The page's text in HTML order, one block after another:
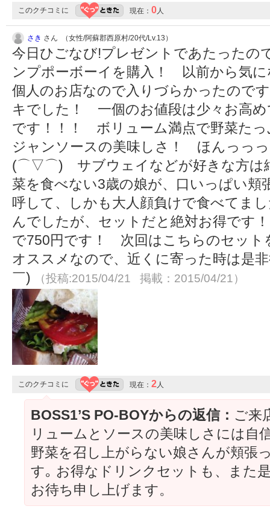
このクチコミに 現在： 0人
さき さん （女性/阿蘇郡西原村/20代/Lv.13）
今日ひごなび!プレゼントであたったの
ンプポーボーイを購入！ 以前から気
個人のお店なので入りづらかったので
キでした！ 一個のお値段は少々お高
です！！！ ボリューム満点で野菜た
ジャンソースの美味しさ！ ほんっっ
(⌒▽⌒) サブウェイなどが好きな方は
菜を食べない3歳の娘が、口いっぱい頬
呼して、しかも大人顔負けで食べてま
んでしたが、セットだと絶対お得です
で750円です！ 次回はこちらのセッ
オススメなので、近くに寄った時は是
￣)
（投稿:2015/04/21 掲載：2015/04/21）
このクチコミに 現在： 2人
BOSS1’S PO-BOYからの返信： ご来
リュームとソースの美味しさには自
野菜を召し上がらない娘さんが頬張
す｡ お得なドリンクセットも、また
お待ち申し上げます。